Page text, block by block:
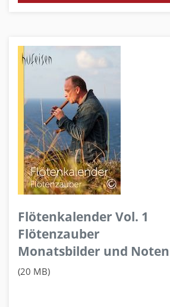
Flötenkalender Vol. 1
Flötenzauber
Monatsbilder und Noten
(20 MB)